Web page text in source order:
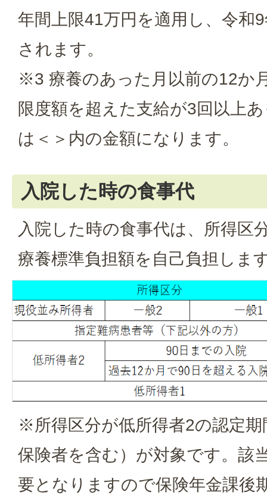
年間上限41万円を適用し、令和
されます。
※3 療養のあった月以前の12か
限度額を超えた支給が3回以上
は＜＞内の金額になります。
入院した時の食事代
入院した時の食事代は、所得区
療養標準負担額を自己負担しま
※所得区分が低所得者2の認定期
保険者を含む）が対象です。該
要となりますので保険年金課後